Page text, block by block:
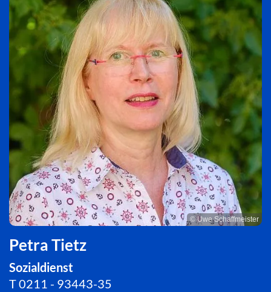
© Uwe Schaffmeister
Petra Tietz
Sozialdienst
T0211 - 93443-35